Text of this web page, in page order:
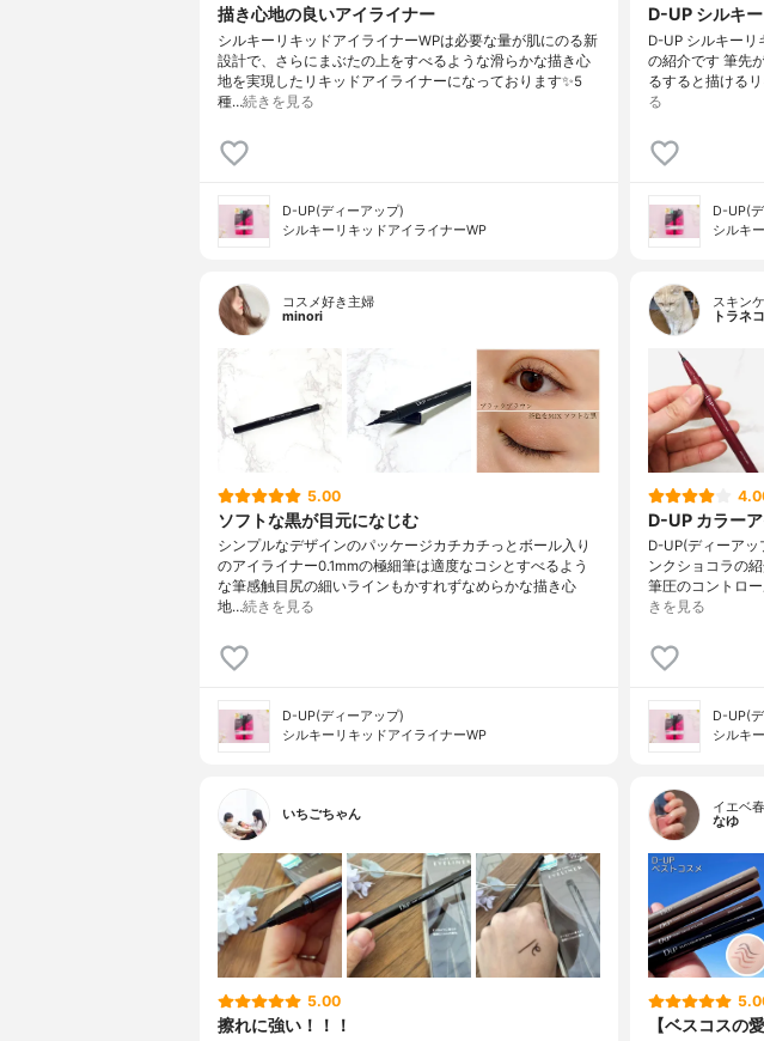
描き心地の良いアイライナー
シルキーリキッドアイライナーWPは必要な量が肌にのる新
設計で、さらにまぶたの上をすべるような滑らかな描き心
地を実現したリキッドアイライナーになっております✨5
種…続きを見る
D-UP(ディーアップ)
シルキーリキッドアイライナーWP
D-UP シルキ
D-UP シルキーリ
の紹介です 筆先
るすると描ける
る
D-UP(
シルキ
コスメ好き主婦
minori
5.00
ソフトな黒が目元になじむ
シンプルなデザインのパッケージカチカチっとボール入り
のアイライナー0.1mmの極細筆は適度なコシとすべるよう
な筆感触目尻の細いラインもかすれずなめらかな描き心
地…続きを見る
D-UP(ディーアップ)
シルキーリキッドアイライナーWP
スキン
トラネコ
D-UP カラー
D-UP(ディーア
ンクショコラの
筆圧のコントロ
きを見る
D-UP(
シルキ
いちごちゃん
5.00
擦れに強い！！！
イエベ春
なゆ
【ベスコスの